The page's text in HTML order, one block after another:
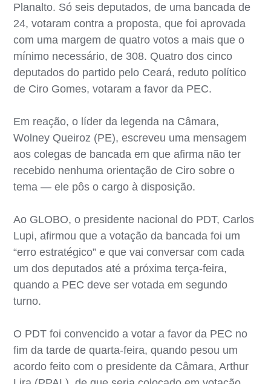
Planalto. Só seis deputados, de uma bancada de
24, votaram contra a proposta, que foi aprovada
com uma margem de quatro votos a mais que o
mínimo necessário, de 308. Quatro dos cinco
deputados do partido pelo Ceará, reduto político
de Ciro Gomes, votaram a favor da PEC.
Em reação, o líder da legenda na Câmara,
Wolney Queiroz (PE), escreveu uma mensagem
aos colegas de bancada em que afirma não ter
recebido nenhuma orientação de Ciro sobre o
tema — ele pôs o cargo à disposição.
Ao GLOBO, o presidente nacional do PDT, Carlos
Lupi, afirmou que a votação da bancada foi um
“erro estratégico” e que vai conversar com cada
um dos deputados até a próxima terça-feira,
quando a PEC deve ser votada em segundo
turno.
O PDT foi convencido a votar a favor da PEC no
fim da tarde de quarta-feira, quando pesou um
acordo feito com o presidente da Câmara, Arthur